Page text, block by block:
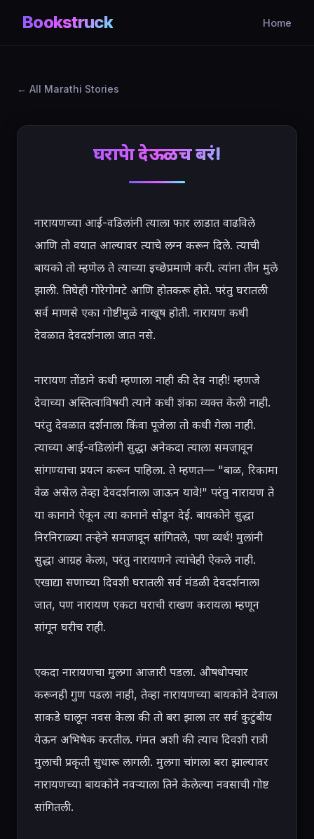
Bookstruck Home
All Marathi Stories
घरापेक्षा देऊळच बरं!
नारायणच्या आई-वडिलांनी त्याला फार लाडात वाढविले
आणि तो वयात आल्यावर त्याचे लग्न करून दिले. त्याची
बायको तो म्हणेल ते त्याच्या इच्छेप्रमाणे करी. त्यांना तीन मुले
झाली. तिघेही गोरेगोमटे आणि होतकरू होते. परंतु घरातली
सर्व माणसे एका गोष्टीमुळे नाखूष होती. नारायण कधी
देवळात देवदर्शनाला जात नसे.
नारायण तोंडाने कधी म्हणाला नाही की देव नाही! म्हणजे
देवाच्या अस्तित्वाविषयी त्याने कधी शंका व्यक्त केली नाही.
परंतु देवळात दर्शनाला किंवा पूजेला तो कधी गेला नाही.
त्याच्या आई-वडिलांनी सुद्धा अनेकदा त्याला समजावून
सांगण्याचा प्रयत्न करून पाहिला. ते म्हणत— "बाळ, रिकामा
वेळ असेल तेव्हा देवदर्शनाला जाऊन यावे!" परंतु नारायण ते
या कानाने ऐकून त्या कानाने सोडून देई. बायकोने सुद्धा
निरनिराळ्या तऱ्हेने समजावून सांगितले, पण व्यर्थ! मुलांनी
सुद्धा आग्रह केला, परंतु नारायणने त्यांचेही ऐकले नाही.
एखाद्या सणाच्या दिवशी घरातली सर्व मंडळी देवदर्शनाला
जात, पण नारायण एकटा घराची राखण करायला म्हणून
सांगून घरीच राही.
एकदा नारायणचा मुलगा आजारी पडला. औषधोपचार
करूनही गुण पडला नाही, तेव्हा नारायणच्या बायकोने देवाला
साकडे घालून नवस केला की तो बरा झाला तर सर्व कुटुंबीय
येऊन अभिषेक करतील. गंमत अशी की त्याच दिवशी रात्री
मुलाची प्रकृती सुधारू लागली. मुलगा चांगला बरा झाल्यावर
नारायणच्या बायकोने नवऱ्याला तिने केलेल्या नवसाची गोष्ट
सांगितली.